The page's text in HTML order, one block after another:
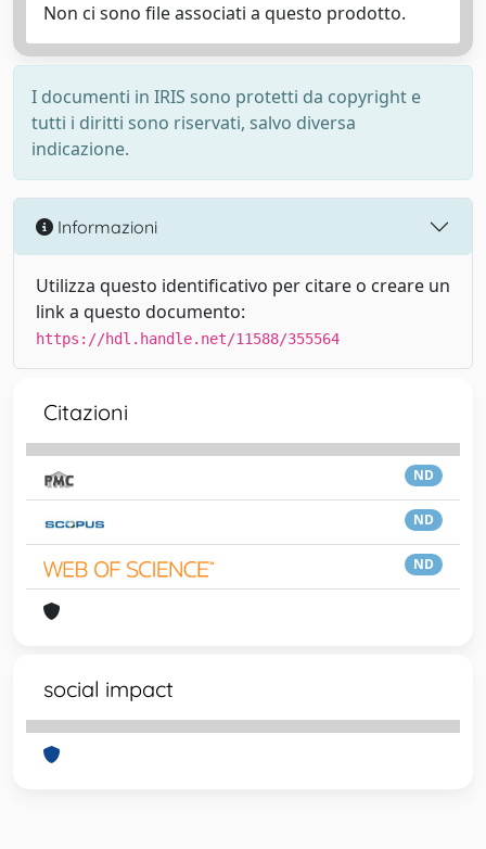
Non ci sono file associati a questo prodotto.
I documenti in IRIS sono protetti da copyright e
tutti i diritti sono riservati, salvo diversa
indicazione.
Informazioni
Utilizza questo identificativo per citare o creare un
link a questo documento:
https://hdl.handle.net/11588/355564
Citazioni
ND
ND
ND
social impact